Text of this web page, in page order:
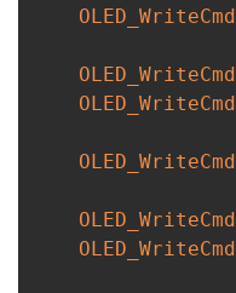
OLED_WriteCmd
OLED_WriteCmd
OLED_WriteCmd
OLED_WriteCmd
OLED_WriteCmd
OLED_WriteCmd